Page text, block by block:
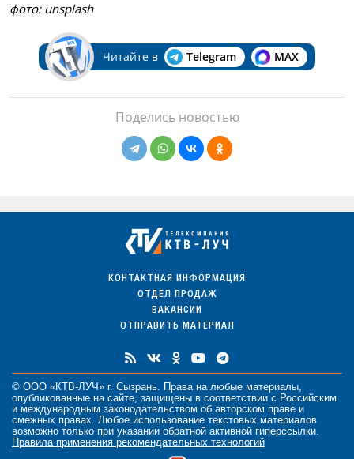
фото: unsplash
Читайте в Telegram MAX
Поделись новостью
КОНТАКТНАЯ ИНФОРМАЦИЯ
ОТДЕЛ ПРОДАЖ
ВАКАНСИИ
ОТПРАВИТЬ МАТЕРИАЛ
© ООО «КТВ-ЛУЧ» г. Сызрань. Права на любые материалы,
опубликованные на сайте, защищены в соответствии с Российским
и международным законодательством об авторском праве и
смежных правах. Любое использование текстовых материалов
возможно только при указании обратной активной гиперссылки.
Правила применения рекомендательных технологий